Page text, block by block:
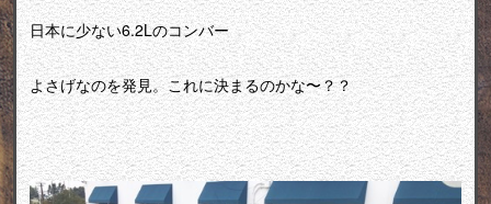
日本に少ない6.2Lのコンバー
よさげなのを発見。これに決まるのかな〜？？